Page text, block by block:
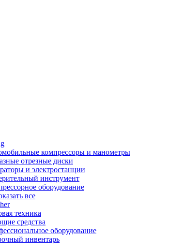
компрессоры и манометры
отрезные диски
и электростанции
инструмент
оборудование
все
техника
средства
оборудование
инвентарь